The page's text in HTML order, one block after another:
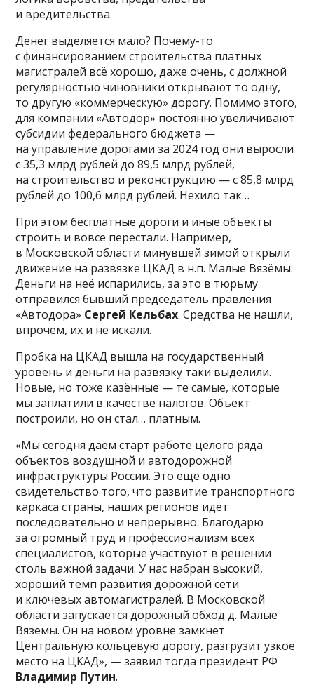
и вредительства.
Денег выделяется мало? Почему-то
с финансированием строительства платных
магистралей всё хорошо, даже очень, с должной
регулярностью чиновники открывают то одну,
то другую «коммерческую» дорогу. Помимо этого,
для компании «Автодор» постоянно увеличивают
субсидии федерального бюджета —
на управление дорогами за 2024 год они выросли
с 35,3 млрд рублей до 89,5 млрд рублей,
на строительство и реконструкцию — с 85,8 млрд
рублей до 100,6 млрд рублей. Нехило так…
При этом бесплатные дороги и иные объекты
строить и вовсе перестали. Например,
в Московской области минувшей зимой открыли
движение на развязке ЦКАД в н.п. Малые Вязёмы.
Деньги на неё испарились, за это в тюрьму
отправился бывший председатель правления
«Автодора» Сергей Кельбах. Средства не нашли,
впрочем, их и не искали.
Пробка на ЦКАД вышла на государственный
уровень и деньги на развязку таки выделили.
Новые, но тоже казённые — те самые, которые
мы заплатили в качестве налогов. Объект
построили, но он стал… платным.
«Мы сегодня даём старт работе целого ряда
объектов воздушной и автодорожной
инфраструктуры России. Это еще одно
свидетельство того, что развитие транспортного
каркаса страны, наших регионов идёт
последовательно и непрерывно. Благодарю
за огромный труд и профессионализм всех
специалистов, которые участвуют в решении
столь важной задачи. У нас набран высокий,
хороший темп развития дорожной сети
и ключевых автомагистралей. В Московской
области запускается дорожный обход д. Малые
Вяземы. Он на новом уровне замкнет
Центральную кольцевую дорогу, разгрузит узкое
место на ЦКАД», — заявил тогда президент РФ
Владимир Путин.